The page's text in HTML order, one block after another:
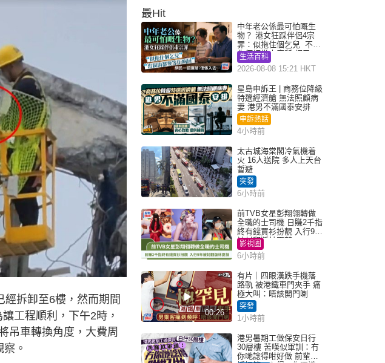
拆卸至6樓，然而期間
工程順利，下午2時，
吊車轉換角度，大費周
。
最Hit
中年老公係最可怕嘅生
物？ 港女狂踩伴侶4宗
罪：似拖住個乞兒 不解
為何經常去廁所 網民一
語道破
生活百科
2026-08-08 15:21 HKT
星島申訴王 | 商務位降級
特選經濟艙 無法照顧病
妻 港男不滿國泰安排
申訴熱話
4小時前
太古城海棠閣冷氣機着
火 16人送院 多人上天台
暫避
突發
6小時前
前TVB女星彭翔翎轉做
全職的士司機 日賺2千指
終有錢買衫扮靚 入行9年
被封翻版林夏薇
影視圈
6小時前
00:26
有片｜四眼漢跌手機落
路軌 被港鐵車門夾手 痛
極大叫：唔該開門喇
突發
1小時前
港男暑期工做保安日行
30層樓 苦嘆似軍訓：冇
你哋諗得咁好做 前輩傳